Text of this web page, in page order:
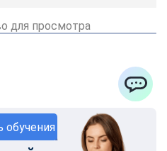
обучения
для просмотра
на